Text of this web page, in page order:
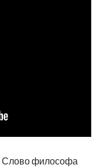
Слово философа